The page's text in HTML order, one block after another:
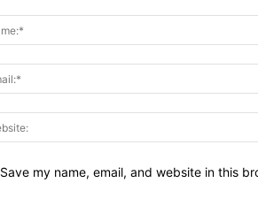
Save my name, email, and website in this